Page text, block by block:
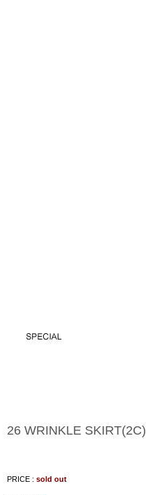
26 WRINKLE SKIRT(2C)
PRICE : sold out